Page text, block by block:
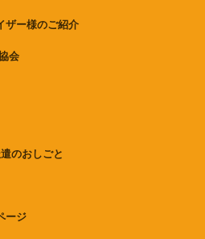
ザー様のご紹介
会
のおしごと
ージ